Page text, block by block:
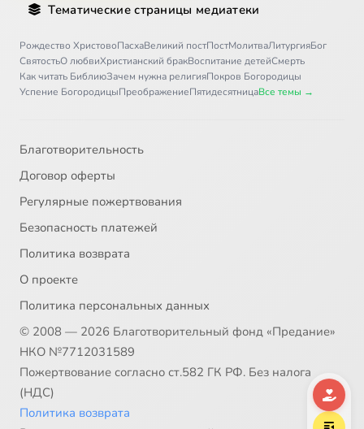
Тематические страницы медиатеки
Рождество ХристовоПасхаВеликий постПостМолитваЛитургияБог
СвятостьО любвиХристианский бракВоспитание детейСмерть
Как читать БиблиюЗачем нужна религияПокров Богородицы
Успение БогородицыПреображениеПятидесятницаВсе темы →
Благотворительность
Договор оферты
Регулярные пожертвования
Безопасность платежей
Политика возврата
О проекте
Политика персональных данных
© 2008 — 2026 Благотворительный фонд «Предание»
НКО №7712031589
Пожертвование согласно ст.582 ГК РФ. Без налога
(НДС)
Политика возврата